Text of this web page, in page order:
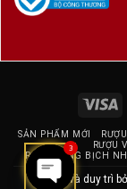
SẢN PHẨM MỚI
RƯỢU
RƯỢU VANG BỊCH
Thiết kế và duy trì
3